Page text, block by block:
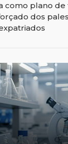
como plano de
dos